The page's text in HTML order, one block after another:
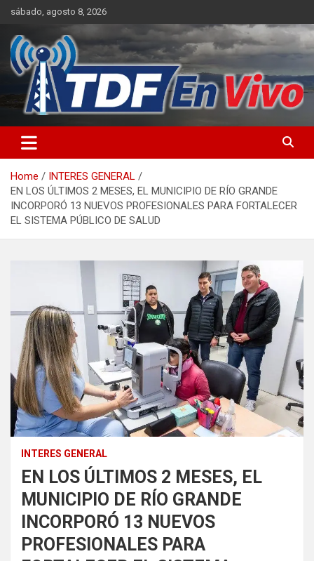
Skip
content
sábado, agosto 8, 2026
Home
INTERES GENERAL
EN LOS ÚLTIMOS 2 MESES, EL MUNICIPIO DE RÍO GRANDE
INCORPORÓ 13 NUEVOS PROFESIONALES PARA FORTALECER
EL SISTEMA PÚBLICO DE SALUD
INTERES GENERAL
EN LOS ÚLTIMOS 2 MESES, EL
MUNICIPIO DE RÍO GRANDE
INCORPORÓ 13 NUEVOS
PROFESIONALES PARA